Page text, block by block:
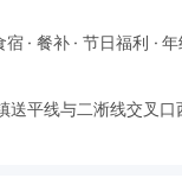
宿 餐补 节日福利 年
送平线与二淅线交叉